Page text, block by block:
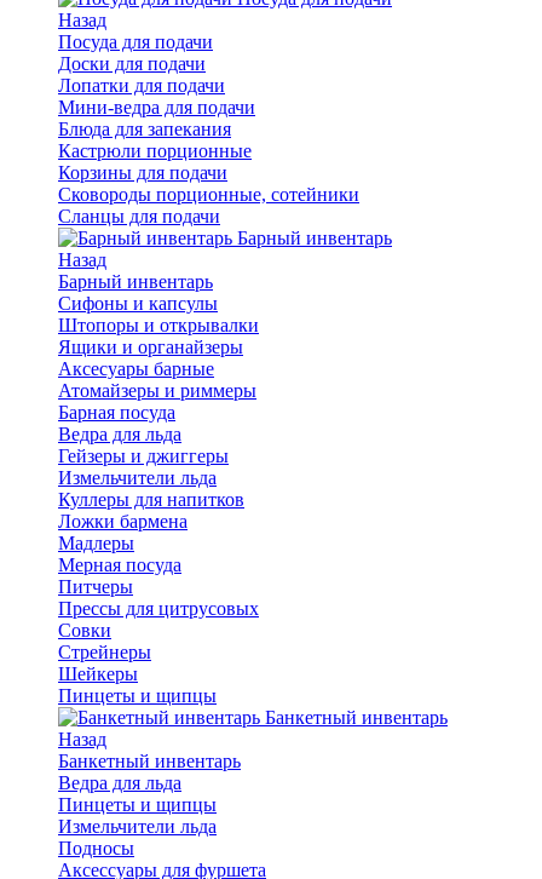
Назад
Посуда для подачи
Доски для подачи
Лопатки для подачи
Мини-ведра для подачи
Блюда для запекания
Кастрюли порционные
Корзины для подачи
Сковороды порционные, сотейники
Сланцы для подачи
Барный инвентарь
Назад
Барный инвентарь
Сифоны и капсулы
Штопоры и открывалки
Ящики и органайзеры
Аксесуары барные
Атомайзеры и риммеры
Барная посуда
Ведра для льда
Гейзеры и джиггеры
Измельчители льда
Куллеры для напитков
Ложки бармена
Мадлеры
Мерная посуда
Питчеры
Прессы для цитрусовых
Совки
Стрейнеры
Шейкеры
Пинцеты и щипцы
Банкетный инвентарь
Назад
Банкетный инвентарь
Ведра для льда
Пинцеты и щипцы
Измельчители льда
Подносы
Аксессуары для фуршета